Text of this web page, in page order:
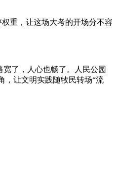
重，让这场大考的开场分不容
了，人心也畅了。人民公园
，让文明实践随牧民转场“流